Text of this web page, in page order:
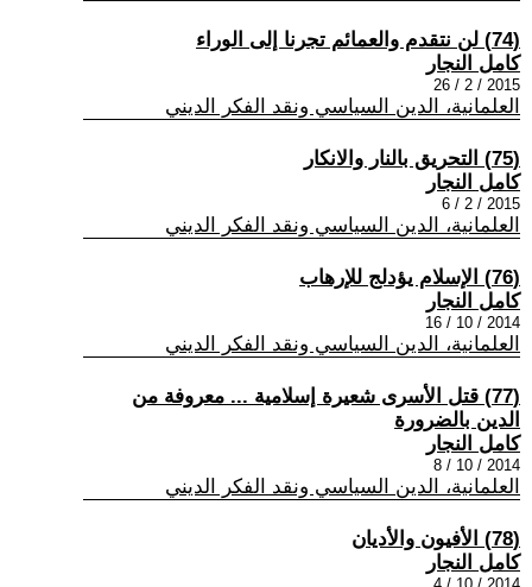
(74) لن نتقدم والعمائم تجرنا إلى الوراء
كامل النجار
2015 / 2 / 26
العلمانية، الدين السياسي ونقد الفكر الديني
(75) التحريق بالنار والانكار
كامل النجار
2015 / 2 / 6
العلمانية، الدين السياسي ونقد الفكر الديني
(76) الإسلام يؤدلج للإرهاب
كامل النجار
2014 / 10 / 16
العلمانية، الدين السياسي ونقد الفكر الديني
(77) قتل الأسرى شعيرة إسلامية ... معروفة من
الدين بالضرورة
كامل النجار
2014 / 10 / 8
العلمانية، الدين السياسي ونقد الفكر الديني
(78) الأفيون والأديان
كامل النجار